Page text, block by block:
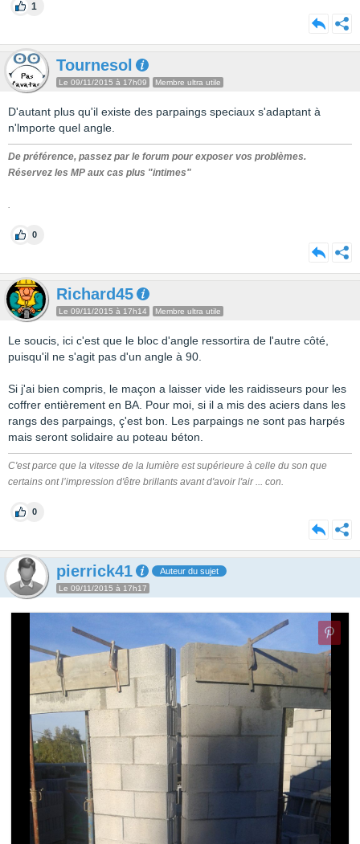
1
Tournesol
Le 09/11/2015 à 17h09 Membre ultra utile
D'autant plus qu'il existe des parpaings speciaux s'adaptant à
n'lmporte quel angle.
De préférence, passez par le forum pour exposer vos problèmes.
Réservez les MP aux cas plus "intimes"
.
0
Richard45
Le 09/11/2015 à 17h14 Membre ultra utile
Le soucis, ici c'est que le bloc d'angle ressortira de l'autre côté,
puisqu'il ne s'agit pas d'un angle à 90.
Si j'ai bien compris, le maçon a laisser vide les raidisseurs pour les
coffrer entièrement en BA. Pour moi, si il a mis des aciers dans les
rangs des parpaings, ç'est bon. Les parpaings ne sont pas harpés
mais seront solidaire au poteau béton.
C'est parce que la vitesse de la lumière est supérieure à celle du son que
certains ont l’impression d'être brillants avant d'avoir l'air ... con.
0
pierrick41 Auteur du sujet
Le 09/11/2015 à 17h17